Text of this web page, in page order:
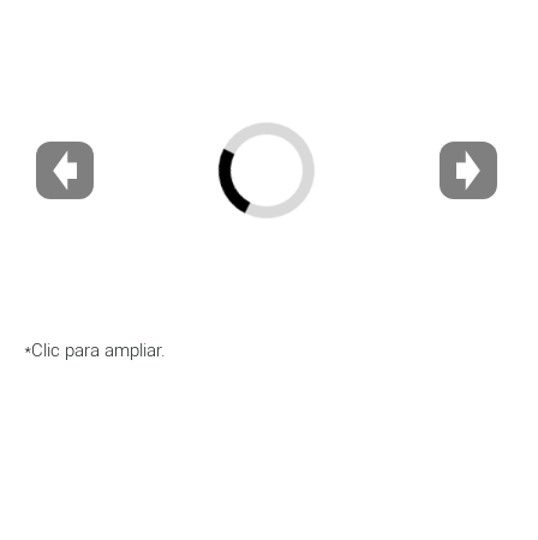
*Clic para ampliar.